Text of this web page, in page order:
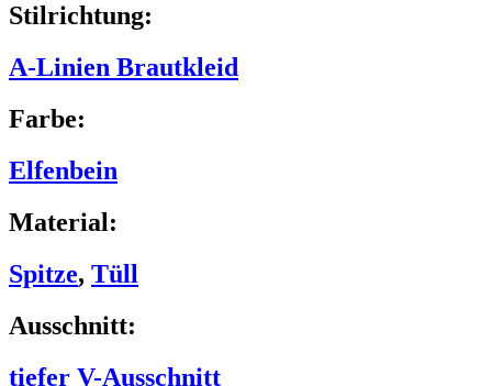
Stilrichtung:
A-Linien Brautkleid
Farbe:
Elfenbein
Material:
Spitze, Tüll
Ausschnitt:
tiefer V-Ausschnitt